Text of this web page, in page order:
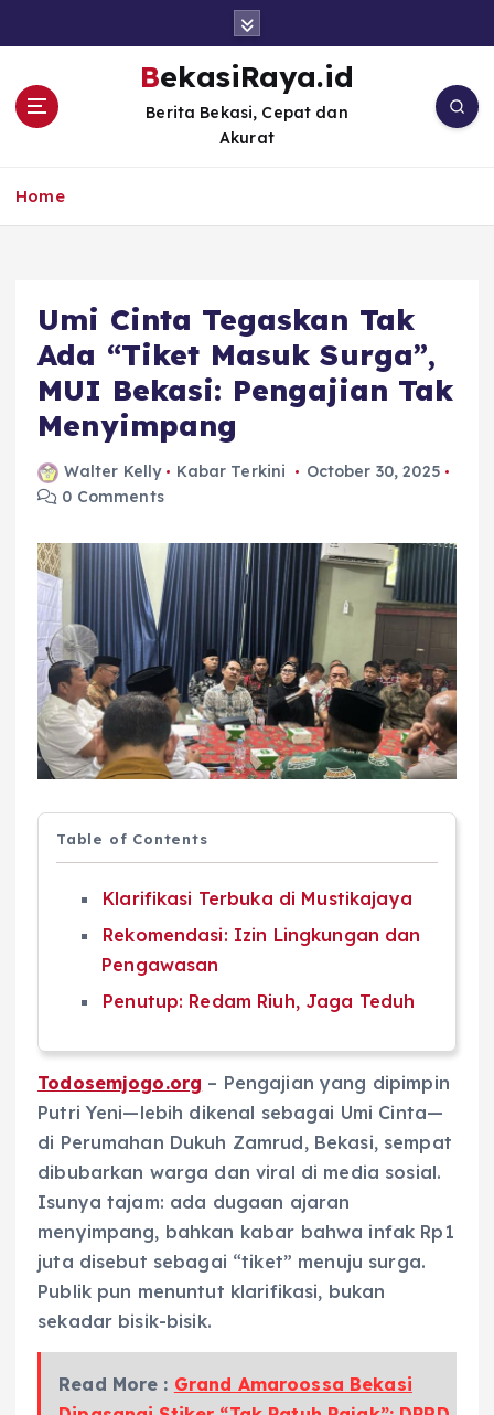
BekasiRaya.id
Berita Bekasi, Cepat dan
Akurat
Home
Umi Cinta Tegaskan Tak
Ada “Tiket Masuk Surga”,
MUI Bekasi: Pengajian Tak
Menyimpang
Walter Kelly Kabar Terkini
October 30, 2025
0 Comments
Table of Contents
Klarifikasi Terbuka di Mustikajaya
Rekomendasi: Izin Lingkungan dan
Pengawasan
Penutup: Redam Riuh, Jaga Teduh
Todosemjogo.org – Pengajian yang dipimpin
Putri Yeni—lebih dikenal sebagai Umi Cinta—
di Perumahan Dukuh Zamrud, Bekasi, sempat
dibubarkan warga dan viral di media sosial.
Isunya tajam: ada dugaan ajaran
menyimpang, bahkan kabar bahwa infak Rp1
juta disebut sebagai “tiket” menuju surga.
Publik pun menuntut klarifikasi, bukan
sekadar bisik-bisik.
Read More : Grand Amaroossa Bekasi